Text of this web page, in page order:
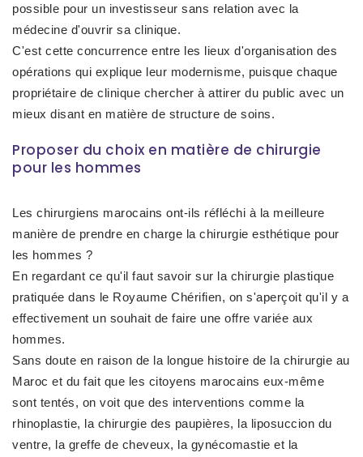
possible pour un investisseur sans relation avec la
médecine d'ouvrir sa clinique.
C'est cette concurrence entre les lieux d'organisation des
opérations qui explique leur modernisme, puisque chaque
propriétaire de clinique chercher à attirer du public avec un
mieux disant en matière de structure de soins.
Proposer du choix en matière de chirurgie
pour les hommes
Les chirurgiens marocains ont-ils réfléchi à la meilleure
manière de prendre en charge la chirurgie esthétique pour
les hommes ?
En regardant ce qu'il faut savoir sur la chirurgie plastique
pratiquée dans le Royaume Chérifien, on s'aperçoit qu'il y a
effectivement un souhait de faire une offre variée aux
hommes.
Sans doute en raison de la longue histoire de la chirurgie au
Maroc et du fait que les citoyens marocains eux-même
sont tentés, on voit que des interventions comme la
rhinoplastie, la chirurgie des paupières, la liposuccion du
ventre, la greffe de cheveux, la gynécomastie et la